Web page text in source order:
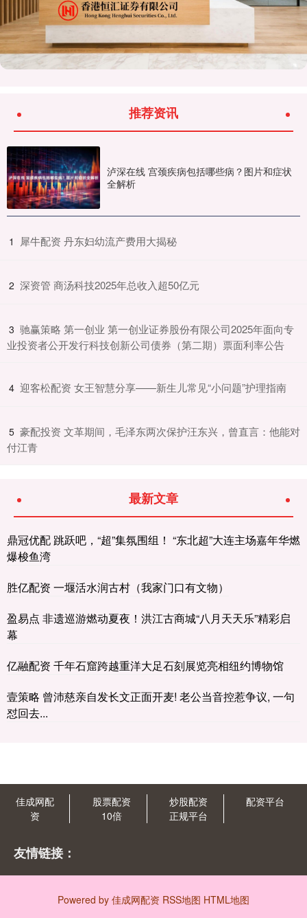
推荐资讯
泸深在线 宫颈疾病包括哪些病？图片和症状
全解析
1 ​犀牛配资 丹东妇幼流产费用大揭秘
2 ​深资管 商汤科技2025年总收入超50亿元
3 ​驰赢策略 第一创业 第一创业证券股份有限公司2025年面向专
业投资者公开发行科技创新公司债券（第二期）票面利率公告
4 ​迎客松配资 女王智慧分享——新生儿常见“小问题”护理指南
5 ​豪配投资 文革期间，毛泽东两次保护汪东兴，曾直言：他能对
付江青
最新文章
鼎冠优配 跳跃吧，“超”集氛围组！ “东北超”大连主场嘉年华燃
爆梭鱼湾
胜亿配资 一堰活水润古村（我家门口有文物）
盈易点 非遗巡游燃动夏夜！洪江古商城“八月天天乐”精彩启
幕
亿融配资 千年石窟跨越重洋大足石刻展览亮相纽约博物馆
壹策略 曾沛慈亲自发长文正面开麦! 老公当音控惹争议, 一句
怼回去...
佳成网配
资
股票配资
10倍
炒股配资
正规平台
配资平台
友情链接：
Powered by 佳成网配资 RSS地图 HTML地图